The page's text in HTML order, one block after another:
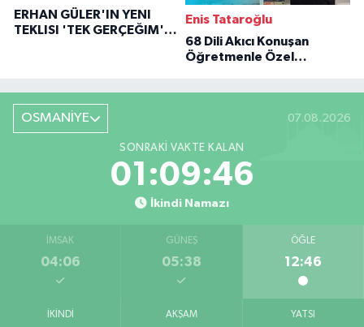
ERHAN GÜLER'IN YENI
TEKLISI 'TEK GERÇEĞIM'LE
Enis Tataroğlu
68 Dili Akıcı Konuşan
Öğretmenle Özel
OSMANİYE 07.08.2026
SONRAKI VAKTE KALAN
01:09:45
İkindi Namazı
İMSAK
04:06
GÜNEŞ
05:38
ÖĞLE
12:46
İKINDI AKŞAM YATSI